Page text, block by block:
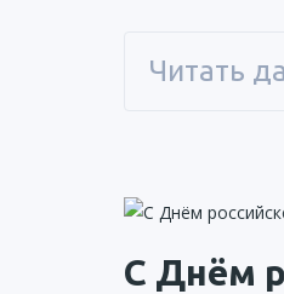
Читать
С Днём